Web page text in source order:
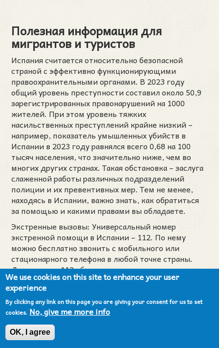
Полезная информация для
мигрантов и туристов
Испания считается относительно безопасной
страной с эффективно функционирующими
правоохранительными органами. В 2023 году
общий уровень преступности составил около 50,9
зарегистрированных правонарушений на 1000
жителей. При этом уровень тяжких
насильственных преступлений крайне низкий –
например, показатель умышленных убийств в
Испании в 2023 году равнялся всего 0,68 на 100
тысяч населения, что значительно ниже, чем во
многих других странах. Такая обстановка – заслуга
слаженной работы различных подразделений
полиции и их превентивных мер. Тем не менее,
находясь в Испании, важно знать, как обратиться
за помощью и какими правами вы обладаете.
Экстренные вызовы: Универсальный номер
экстренной помощи в Испании – 112. По нему
можно бесплатно звонить с мобильного или
стационарного телефона в любой точке страны.
Диспетчеры 112 обычно говорят на нескольких
языках (испанский, английский, и др.) и при
необходимости соединят вас с нужной службой –
будь то полиция, пожарные или скорая помощь.
Если вам нужна непосредственно полиция, можно
звонить и по прямым номерам: 091 – Национальная
полиция, 062 – Гражданская гвардия, 092 –
полиция местная (этот номер действует во многих
We use cookies on this site to enhance your user
experience
By clicking any link on this page you are giving your consent for us to set
cookies. No, give me more info
OK, I agree